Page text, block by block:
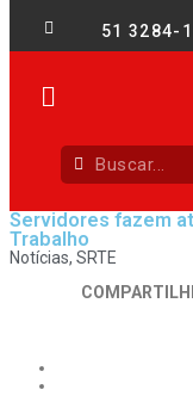
51 3284-
Servidores fazem
Trabalho
Notícias, SRTE